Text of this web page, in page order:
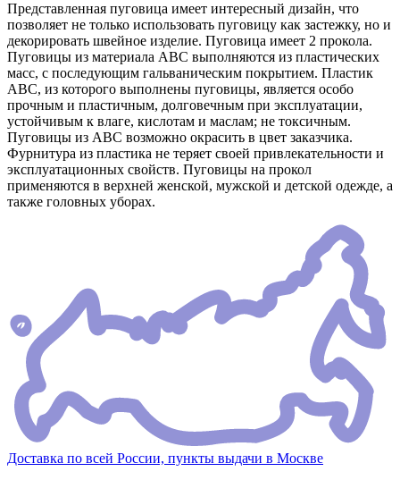
Представленная пуговица имеет интересный дизайн, что
позволяет не только использовать пуговицу как застежку, но и
декорировать швейное изделие. Пуговица имеет 2 прокола.
Пуговицы из материала АВС выполняются из пластических
масс, с последующим гальваническим покрытием. Пластик
АВС, из которого выполнены пуговицы, является особо
прочным и пластичным, долговечным при эксплуатации,
устойчивым к влаге, кислотам и маслам; не токсичным.
Пуговицы из АВС возможно окрасить в цвет заказчика.
Фурнитура из пластика не теряет своей привлекательности и
эксплуатационных свойств. Пуговицы на прокол
применяются в верхней женской, мужской и детской одежде, а
также головных уборах.
Доставка по всей России, пункты выдачи в Москве